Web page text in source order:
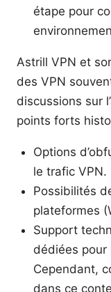
étape pour
Astrill VPN et
des VPN
discussions sur
points forts
Options
le trafic VPN.
Possibilités
plateformes
Support
dédiées pour
Cependant,
dans ce